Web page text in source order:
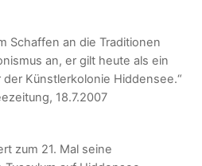
Schaffen an die Traditionen
an, er gilt heute als ein
Künstlerkolonie Hiddensee.“
18.7.2007
zum 21. Mal seine